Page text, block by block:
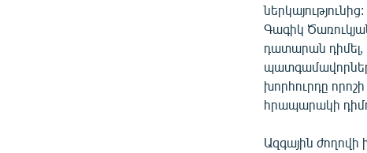
Գագիկ
դատարան դիմել,
խորհուրդը
հրապարակի
Ազգային ժողովի